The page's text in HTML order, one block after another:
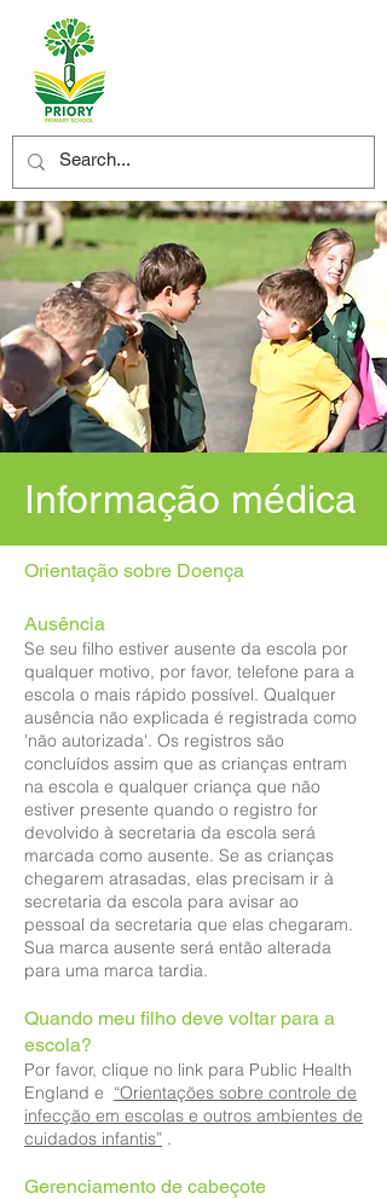
Informação médica
Orientação sobre Doença
Ausência
Se seu filho estiver ausente da escola por
qualquer motivo, por favor, telefone para a
escola o mais rápido possível. Qualquer
ausência não explicada é registrada como
'não autorizada'. Os registros são
concluídos assim que as crianças entram
na escola e qualquer criança que não
estiver presente quando o registro for
devolvido à secretaria da escola será
marcada como ausente. Se as crianças
chegarem atrasadas, elas precisam ir à
secretaria da escola para avisar ao
pessoal da secretaria que elas chegaram.
Sua marca ausente será então alterada
para uma marca tardia.
Quando meu filho deve voltar para a
escola?
Por favor, clique no link para Public Health
England e “Orientações sobre controle de
infecção em escolas e outros ambientes de
cuidados infantis” .
Gerenciamento de cabeçote